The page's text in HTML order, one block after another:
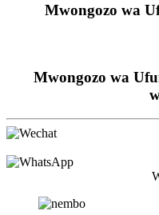
Mwongozo wa
Mwongozo wa